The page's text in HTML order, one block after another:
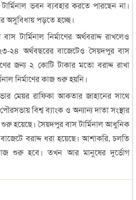
ভবন ব্যবহার করতে পারছেন না।
অসুবিধায় পড়তে হচ্ছে।
টার্মিনাল নির্মাণের অর্থবরাদ্দ রাখলেও
২৪ অর্থবছরের বাজেটেও সৈয়দপুর বাস
জন্য ২ কোটি টাকার মতো বরাদ্দ রাখা
নির্মাণের কাজ শুরু হয়নি।
মেয়র রাফিকা আকতার জাহানের সাথে
বিশ্ব ব্যাংক ও অন্যান্য দাতা সংস্থার
হয়েছে। সৈয়দপুর বাস টার্মিনাল আধুনিক
বরাদ্দ ধরা হয়েছে। আশাকরি, চলতি
কাজ শুরু হবে। তখন আর মানুষের দুর্ভোগ